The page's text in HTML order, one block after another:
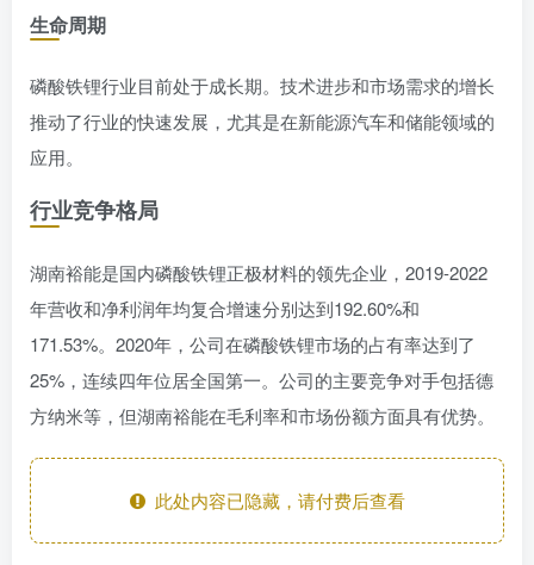
生命周期
磷酸铁锂行业目前处于成长期。技术进步和市场需求的增长
推动了行业的快速发展，尤其是在新能源汽车和储能领域的
应用。
行业竞争格局
湖南裕能是国内磷酸铁锂正极材料的领先企业，2019-2022
年营收和净利润年均复合增速分别达到192.60%和
171.53%。2020年，公司在磷酸铁锂市场的占有率达到了
25%，连续四年位居全国第一。公司的主要竞争对手包括德
方纳米等，但湖南裕能在毛利率和市场份额方面具有优势。
此处内容已隐藏，请付费后查看